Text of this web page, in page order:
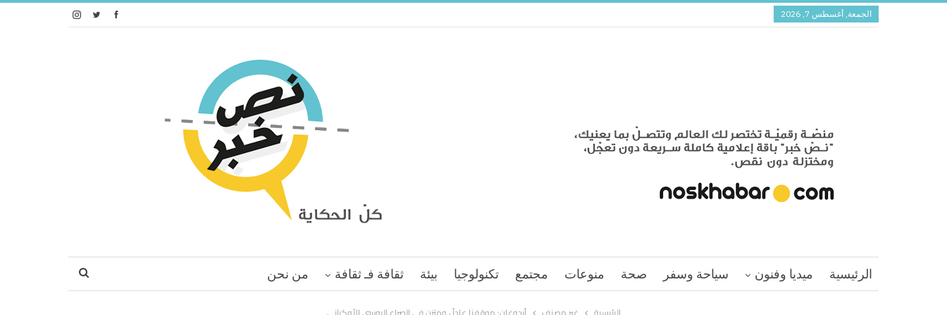
الجمعة, أغسطس 7, 2026
الرئيسية ميديا وفنون سياحة وسفر صحة منوعات مجتمع تكنولوجيا بيئة ثقافة فـ ثقافة من نحن